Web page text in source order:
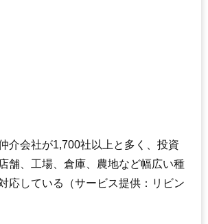
区本町6丁目
介会社が1,700社以上と多く、投資
舗、工場、倉庫、農地など幅広い種
応している（サービス提供：リビン